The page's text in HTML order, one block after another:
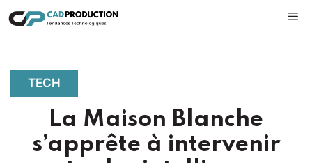
Aller
au
TECH
La Maison Blanche
s’apprête à intervenir